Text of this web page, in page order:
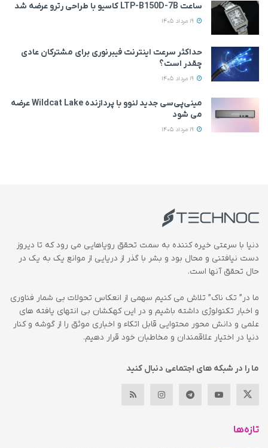
ساعت LTP-B150D-7B کاسیو با طراحی رترو عرضه شد
حداکثر سرعت اینترنت فیبرنوری برای مشترکان عادی
چقدر است؟
مینی‌پی‌سی جدید لنوو با پردازنده Wildcat Lake عرضه
می‌ شود
دنیا با سرعتی خیره کننده به سمت تحقق رویاهایی می رود که تا دیروز
دست نیافتنی و محال بود و بشر با گذر از دریایی از موانع یک به یک در
حال تحقق آنها است.
ما در” تک ناک” تلاش می کنیم سهمی از انعکاس تحولات بی شمار فناوری
و اخبار تکنولوژی داشته باشیم و در این کهکشان بی انتهای یافته های
علمی و دانش محور محتوایی قابل اتکاء و اخباری موثق را از گوشه و کنار
دنیا در اختیار علاقمندان و مخاطبان خود قرار دهیم.
ما را در شبکه های اجتماعی دنبال کنید
تازه‌ها